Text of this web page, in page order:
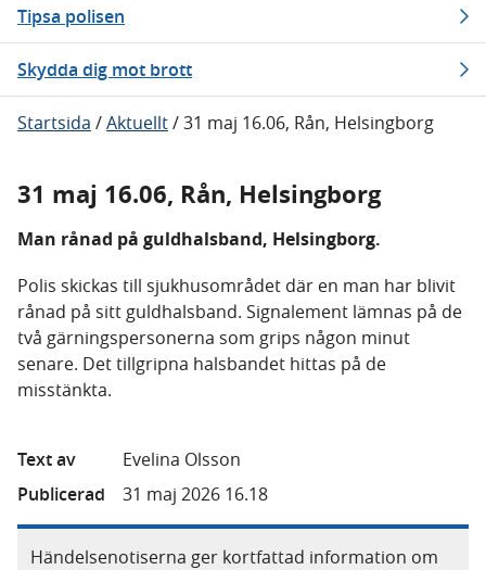
Tipsa polisen
Skydda dig mot brott
Startsida /Aktuellt/31 maj 16.06, Rån, Helsingborg
31 maj 16.06, Rån, Helsingborg
Man rånad på guldhalsband, Helsingborg.
Polis skickas till sjukhusområdet där en man har blivit
rånad på sitt guldhalsband. Signalement lämnas på de
två gärningspersonerna som grips någon minut
senare. Det tillgripna halsbandet hittas på de
misstänkta.
Text av
Evelina Olsson
Publicerad
31 maj 2026 16.18
Händelsenotiserna ger kortfattad information om